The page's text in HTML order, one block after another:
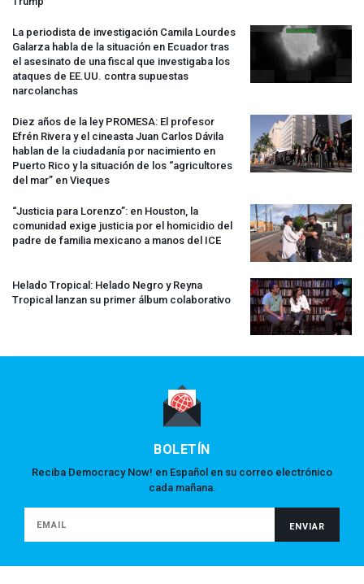
La periodista de investigación Camila Lourdes
Galarza habla de la situación en Ecuador tras
el asesinato de una fiscal que investigaba los
ataques de EE.UU. contra supuestas
narcolanchas
Diez años de la ley PROMESA: El profesor
Efrén Rivera y el cineasta Juan Carlos Dávila
hablan de la ciudadanía por nacimiento en
Puerto Rico y la situación de los “agricultores
del mar” en Vieques
“Justicia para Lorenzo”: en Houston, la
comunidad exige justicia por el homicidio del
padre de familia mexicano a manos del ICE
Helado Tropical: Helado Negro y Reyna
Tropical lanzan su primer álbum colaborativo
BOLETÍN
Reciba Democracy Now! en Español en su correo electrónico
cada mañana.